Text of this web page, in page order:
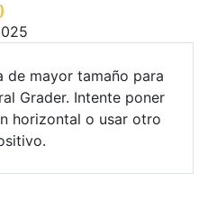
de mayor tamaño para
Grader. Intente poner
horizontal o usar otro